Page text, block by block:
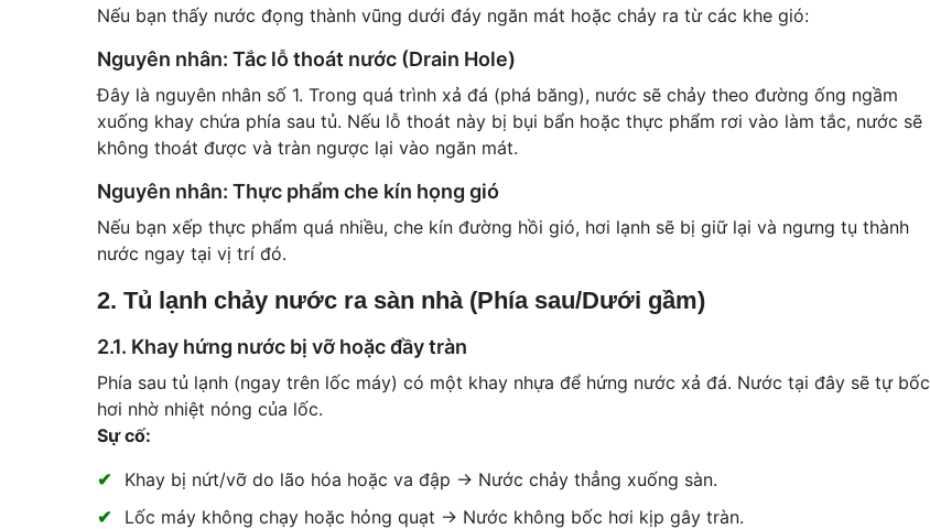
Nếu bạn thấy nước đọng thành vũng dưới đáy ngăn mát hoặc chảy ra từ các khe gió:
Nguyên nhân: Tắc lỗ thoát nước (Drain Hole)
Đây là nguyên nhân số 1. Trong quá trình xả đá (phá băng), nước sẽ chảy theo đường ống ngầm
xuống khay chứa phía sau tủ. Nếu lỗ thoát này bị bụi bẩn hoặc thực phẩm rơi vào làm tắc, nước sẽ
không thoát được và tràn ngược lại vào ngăn mát.
Nguyên nhân: Thực phẩm che kín họng gió
Nếu bạn xếp thực phẩm quá nhiều, che kín đường hồi gió, hơi lạnh sẽ bị giữ lại và ngưng tụ thành
nước ngay tại vị trí đó.
2. Tủ lạnh chảy nước ra sàn nhà (Phía sau/Dưới gầm)
2.1. Khay hứng nước bị vỡ hoặc đầy tràn
Phía sau tủ lạnh (ngay trên lốc máy) có một khay nhựa để hứng nước xả đá. Nước tại đây sẽ tự bốc
hơi nhờ nhiệt nóng của lốc.
Sự cố:
Khay bị nứt/vỡ do lão hóa hoặc va đập -> Nước chảy thẳng xuống sàn.
Lốc máy không chạy hoặc hỏng quạt -> Nước không bốc hơi kịp gây tràn.